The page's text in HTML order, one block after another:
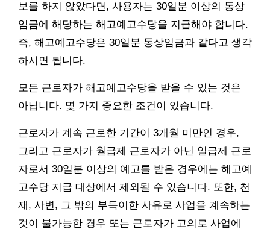
보를 하지 않았다면, 사용자는 30일분 이상의 통상
임금에 해당하는 해고예고수당을 지급해야 합니다.
즉, 해고예고수당은 30일분 통상임금과 같다고 생각
하시면 됩니다.
모든 근로자가 해고예고수당을 받을 수 있는 것은
아닙니다. 몇 가지 중요한 조건이 있습니다.
근로자가 계속 근로한 기간이 3개월 미만인 경우,
그리고 근로자가 월급제 근로자가 아닌 일급제 근로
자로서 30일분 이상의 예고를 받은 경우에는 해고예
고수당 지급 대상에서 제외될 수 있습니다. 또한, 천
재, 사변, 그 밖의 부득이한 사유로 사업을 계속하는
것이 불가능한 경우 또는 근로자가 고의로 사업에